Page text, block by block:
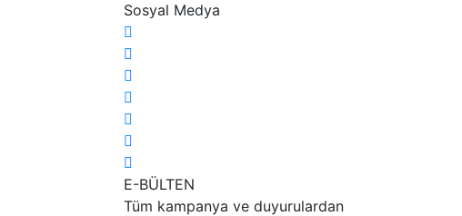
Sosyal Medya
E-BÜLTEN
Tüm kampanya ve duyurulardan